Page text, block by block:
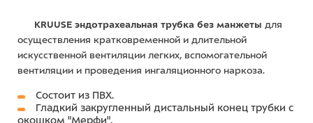
KRUUSE эндотрахеальная трубка без манжеты для
осуществления кратковременной и длительной
искусственной вентиляции легких, вспомогательной
вентиляции и проведения ингаляционного наркоза.
Состоит из ПВХ.
Гладкий закругленный дистальный конец трубки с
окошком "Мерфи".